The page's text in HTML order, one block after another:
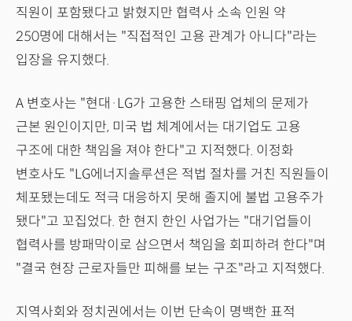
직원이 포함됐다고 밝혔지만 협력사 소속 인원 약
250명에 대해서는 "직접적인 고용 관계가 아니다"라는
입장을 유지했다.
A 변호사는 "현대·LG가 고용한 스태핑 업체의 문제가
근본 원인이지만, 미국 법 체계에서는 대기업도 고용
구조에 대한 책임을 져야 한다"고 지적했다. 이정화
변호사도 "LG에너지솔루션은 적법 절차를 거친 직원들이
체포됐는데도 적극 대응하지 못해 졸지에 불법 고용주가
됐다"고 꼬집었다. 한 현지 한인 사업가는 "대기업들이
협력사를 방패막이로 삼으면서 책임을 회피하려 한다"며
"결국 현장 근로자들만 피해를 보는 구조"라고 지적했다.
지역사회와 정치권에서는 이번 단속이 명백한 표적